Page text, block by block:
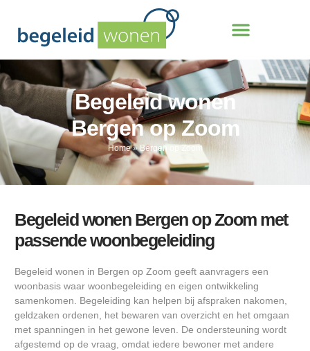
Begeleid wonen
Bergen op Zoom
Home»Bergen op Zoom
Begeleid wonen Bergen op Zoom met
passende woonbegeleiding
Begeleid wonen in Bergen op Zoom geeft aanvragers een
woonbasis waar woonbegeleiding en eigen ontwikkeling
samenkomen. Begeleiding kan helpen bij afspraken nakomen,
geldzaken ordenen, het bewaren van overzicht en het omgaan
met spanningen in het gewone leven. De ondersteuning wordt
afgestemd op de vraag, omdat iedere bewoner met andere